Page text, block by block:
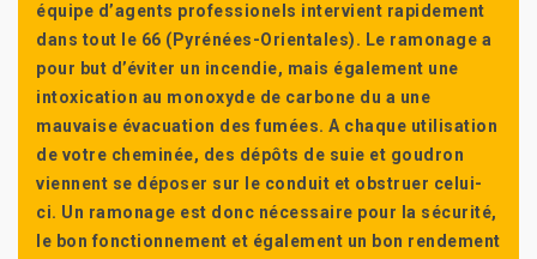
équipe d’agents professionels intervient rapidement
dans tout le 66 (Pyrénées-Orientales). Le ramonage a
pour but d’éviter un incendie, mais également une
intoxication au monoxyde de carbone du a une
mauvaise évacuation des fumées. A chaque utilisation
de votre cheminée, des dépôts de suie et goudron
viennent se déposer sur le conduit et obstruer celui-
ci. Un ramonage est donc nécessaire pour la sécurité,
le bon fonctionnement et également un bon rendement